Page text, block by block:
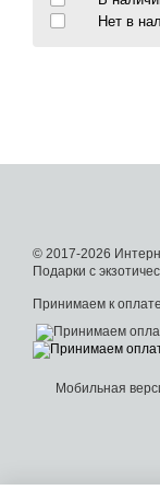
Нет в
© 2017-2026
Подарки с
Принимаем к оплате
Мобильная